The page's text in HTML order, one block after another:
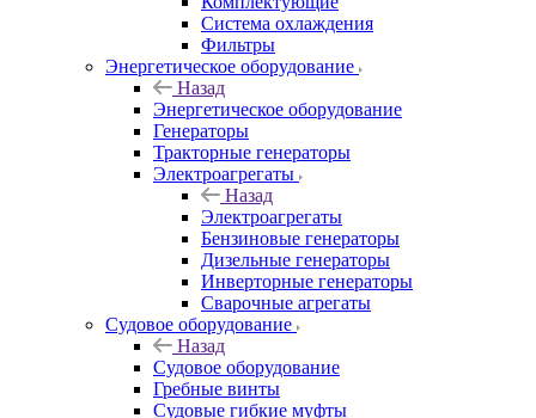
Система охлаждения
Фильтры
Энергетическое оборудование
Назад
Энергетическое оборудование
Генераторы
Тракторные генераторы
Электроагрегаты
Назад
Электроагрегаты
Бензиновые генераторы
Дизельные генераторы
Инверторные генераторы
Сварочные агрегаты
Судовое оборудование
Назад
Судовое оборудование
Гребные винты
Судовые гибкие муфты